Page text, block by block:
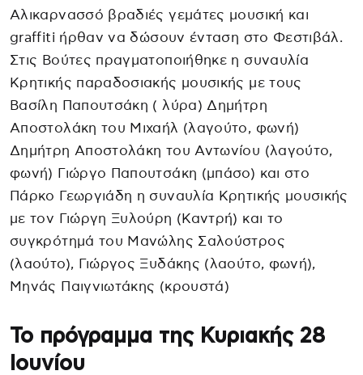
Αλικαρνασσό βραδιές γεμάτες μουσική και
graffiti ήρθαν να δώσουν ένταση στο Φεστιβάλ.
Στις Βούτες πραγματοποιήθηκε η συναυλία
Κρητικής παραδοσιακής μουσικής με τους
Βασίλη Παπουτσάκη ( λύρα) Δημήτρη
Αποστολάκη του Μιχαήλ (λαγούτο, φωνή)
Δημήτρη Αποστολάκη του Αντωνίου (λαγούτο,
φωνή) Γιώργο Παπουτσάκη (μπάσο) και στο
Πάρκο Γεωργιάδη η συναυλία Κρητικής μουσικής
με τον Γιώργη Ξυλούρη (Καντρή) και το
συγκρότημά του Μανώλης Σαλούστρος
(λαούτο), Γιώργος Ξυδάκης (λαούτο, φωνή),
Μηνάς Παιγνιωτάκης (κρουστά)
Το πρόγραμμα της Κυριακής 28
Ιουνίου